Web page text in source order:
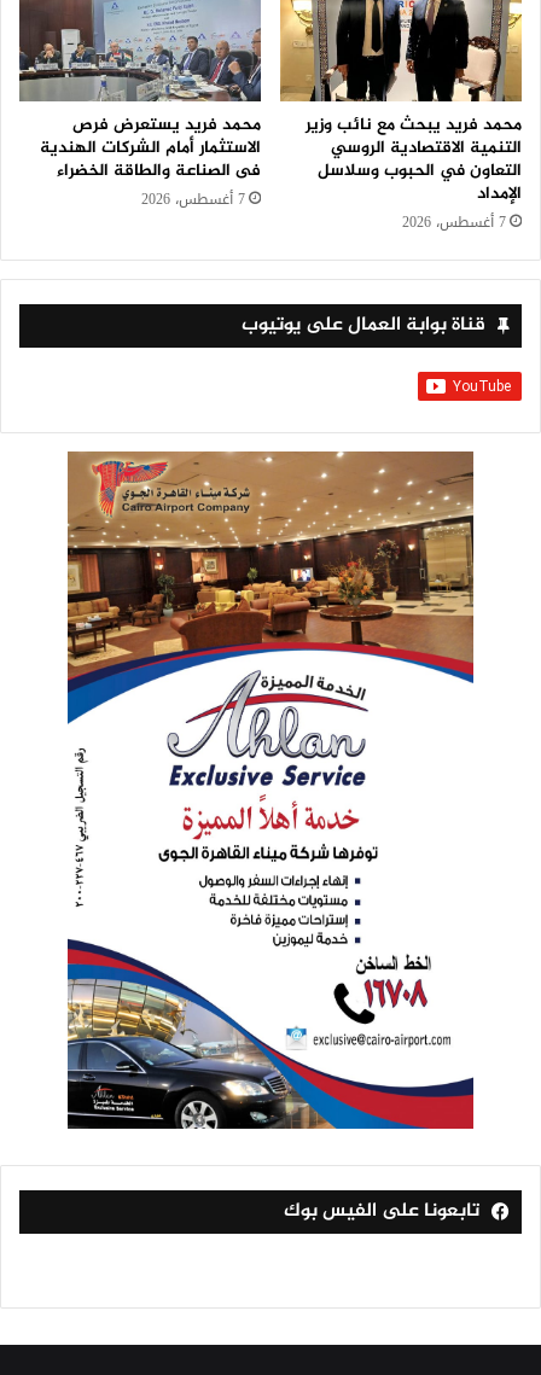
محمد فريد يبحث مع نائب وزير
التنمية الاقتصادية الروسي
التعاون في الحبوب وسلاسل
الإمداد
7 أغسطس، 2026
محمد فريد يستعرض فرص
الاستثمار أمام الشركات الهندية
فى الصناعة والطاقة الخضراء
7 أغسطس، 2026
قناة بوابة العمال على يوتيوب
تابعونا على الفيس بوك